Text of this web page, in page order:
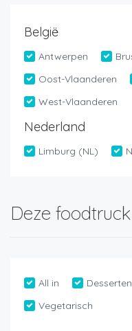
België
Antwerpen
Oost-Vlaanderen
West-Vlaanderen
Nederland
Limburg (NL)
Deze
All in Desserten
Vegetarisch